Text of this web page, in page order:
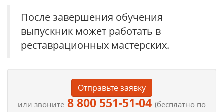
После завершения обучения
выпускник может работать в
реставрационных мастерских.
Отправьте заявку
или звоните 8 800 551-51-04 (бесплатно по